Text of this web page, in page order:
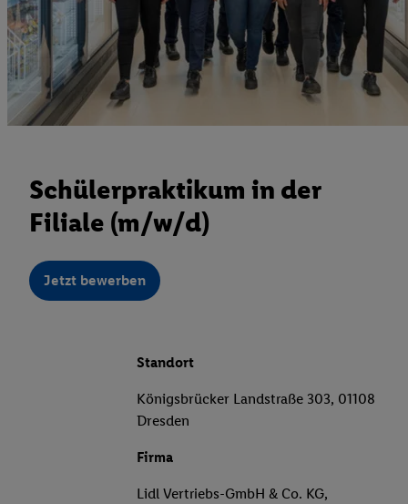
Schülerpraktikum in der
Filiale (m/w/d)
Jetzt bewerben
Standort
Königsbrücker Landstraße 303, 01108
Dresden
Firma
Lidl Vertriebs-GmbH & Co. KG,